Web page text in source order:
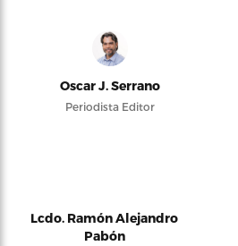
Oscar J. Serrano
Periodista Editor
Lcdo. Ramón Alejandro
Pabón